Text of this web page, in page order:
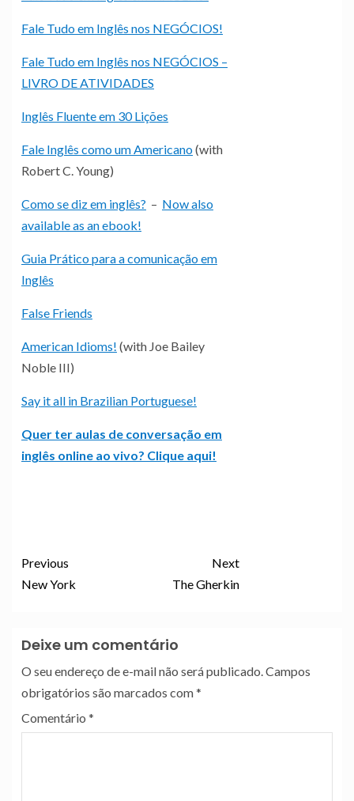
Fale Tudo em Inglês nos NEGÓCIOS!
Fale Tudo em Inglês nos NEGÓCIOS –
LIVRO DE ATIVIDADES
Inglês Fluente em 30 Lições
Fale Inglês como um Americano(with
Robert C. Young)
Como se diz em inglês? – Now also
available as an ebook!
Guia Prático para a comunicação em
Inglês
False Friends
American Idioms! (with Joe Bailey
Noble III)
Say it all in Brazilian Portuguese!
Quer ter aulas de conversação em
inglês online ao vivo? Clique aqui!
Previous
New York
Next
The Gherkin
Deixe um comentário
O seu endereço de e-mail não será publicado.Campos
obrigatórios são marcados com*
Comentário *